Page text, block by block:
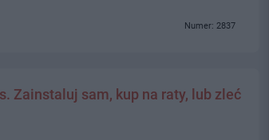
Numer: 2837
Zainstaluj sam, kup na raty, lub zleć